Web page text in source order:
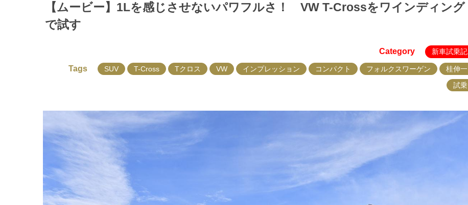
【ムービー】1Lを感じさせないパワフルさ！ VW T-Crossをワインディング
で試す
Category 新車試乗記
Tags SUV T-Cross Tクロス VW インプレッション コンパクト フォルクスワーゲン
桂伸一
試乗